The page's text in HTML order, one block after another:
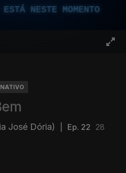
NESTE MOMENTO
José Dória) Ep. 22 28